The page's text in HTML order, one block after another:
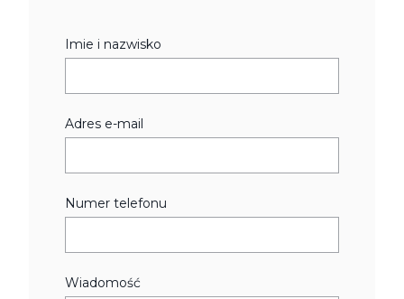
Imie i nazwisko
Adres e-mail
Numer telefonu
Wiadomość